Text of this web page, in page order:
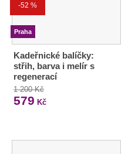
-52 %
Praha
Kadeřnické balíčky:
střih, barva i melír s
regenerací
1 200 Kč
579 Kč